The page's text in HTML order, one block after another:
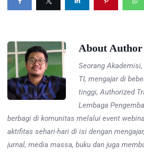
About
Seorang
TI, mengajar di
tinggi, Authorized
Lembaga
berbagi di komunitas melalui event
aktifitas sehari-hari di isi dengan
jurnal, media massa, buku dan juga